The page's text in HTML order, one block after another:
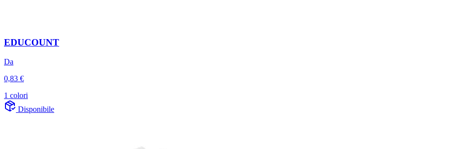
EDUCOUNT
Da
0,83 €
1 colori
Disponibile